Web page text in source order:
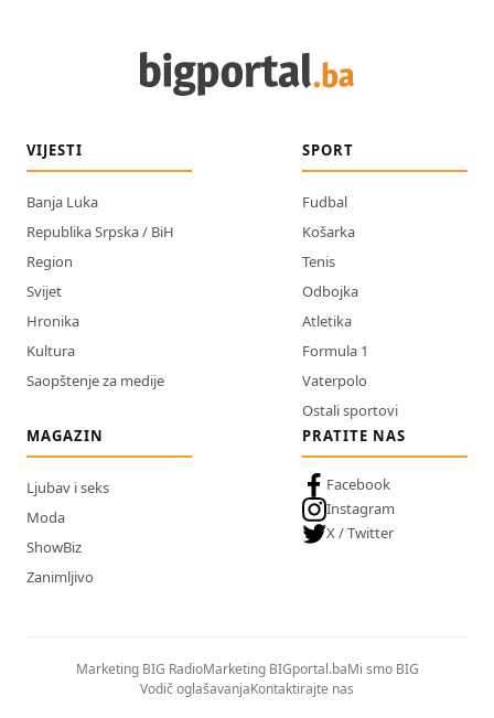
VIJESTI
Banja Luka
Republika Srpska / BiH
Region
Svijet
Hronika
Kultura
Saopštenje za medije
SPORT
Fudbal
Košarka
Tenis
Odbojka
Atletika
Formula 1
Vaterpolo
Ostali sportovi
MAGAZIN
Ljubav i seks
Moda
ShowBiz
Zanimljivo
PRATITE NAS
Facebook
Instagram
X / Twitter
Marketing BIG RadioMarketing BIGportal.baMi smo BIG
Vodič oglašavanjaKontaktirajte nas